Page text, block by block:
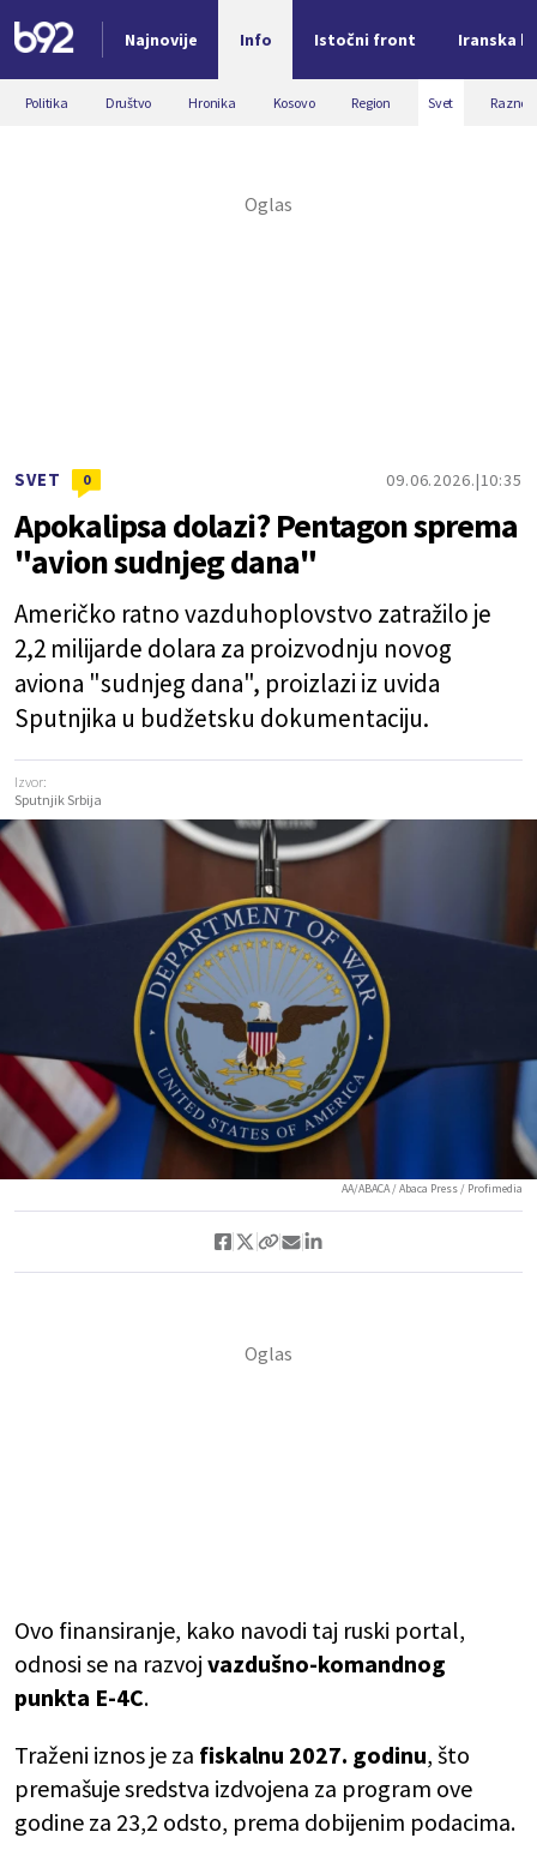
Najnovije Info Istočni front Iranska
Nova vest
Politika Društvo Hronika Kosovo Region Svet Razno
SVET 0 09.06.2026. 10:35
Apokalipsa dolazi? Pentagon sprema
"avion sudnjeg dana"
Američko ratno vazduhoplovstvo zatražilo je
2,2 milijarde dolara za proizvodnju novog
aviona "sudnjeg dana", proizlazi iz uvida
Sputnjika u budžetsku dokumentaciju.
Izvor:
Sputnjik Srbija
AA/ABACA / Abaca Press / Profimedia
Ovo finansiranje, kako navodi taj ruski portal,
odnosi se na razvoj vazdušno-komandnog
punkta E-4C.
Traženi iznos je za fiskalnu 2027. godinu, što
premašuje sredstva izdvojena za program ove
godine za 23,2 odsto, prema dobijenim podacima.